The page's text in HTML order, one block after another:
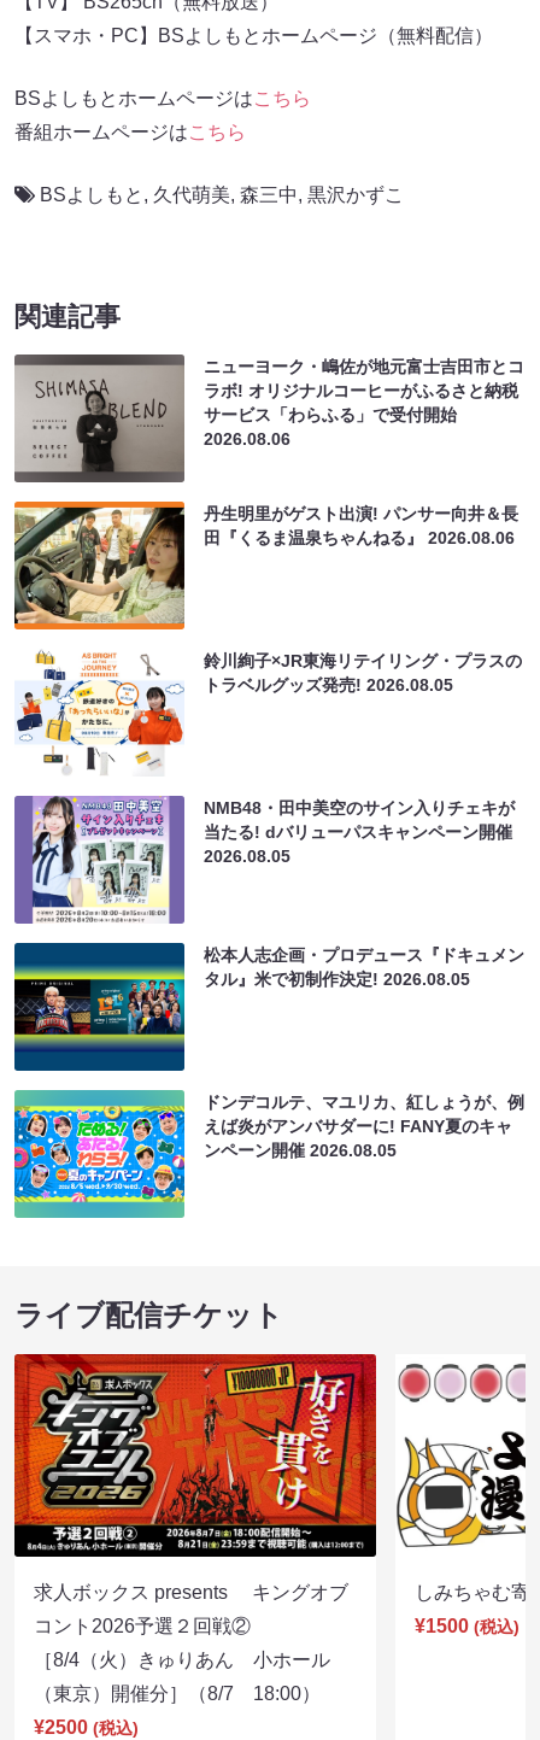
【スマホ・PC】BSよしもとホームページ（無料配信）
BSよしもとホームページはこちら
番組ホームページはこちら
BSよしもと , 久代萌美, 森三中, 黒沢かずこ
関連記事
ニューヨーク・嶋佐が地元富士吉田市とコ
ラボ! オリジナルコーヒーがふるさと納税
サービス「わらふる」で受付開始
2026.08.06
丹生明里がゲスト出演! パンサー向井＆長
田『くるま温泉ちゃんねる』2026.08.06
鈴川絢子×JR東海リテイリング・プラスの
トラベルグッズ発売!2026.08.05
NMB48・田中美空のサイン入りチェキが
当たる! dバリューパスキャンペーン開催
2026.08.05
松本人志企画・プロデュース『ドキュメン
タル』米で初制作決定!2026.08.05
ドンデコルテ、マユリカ、紅しょうが、例
えば炎がアンバサダーに! FANY夏のキャ
ンペーン開催2026.08.05
ライブ配信チケット
求人ボックス presents キングオブ
コント2026予選２回戦②
［8/4（火）きゅりあん 小ホール
（東京）開催分］（8/7 18:00）
¥2500 (税込)
しみちゃむ
¥1500 (税込)